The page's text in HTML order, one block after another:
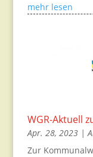
mehr lesen
WGR-Aktuell
Apr. 28, 2023 |
Zur